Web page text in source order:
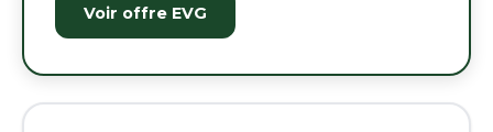
Voir offre EVG